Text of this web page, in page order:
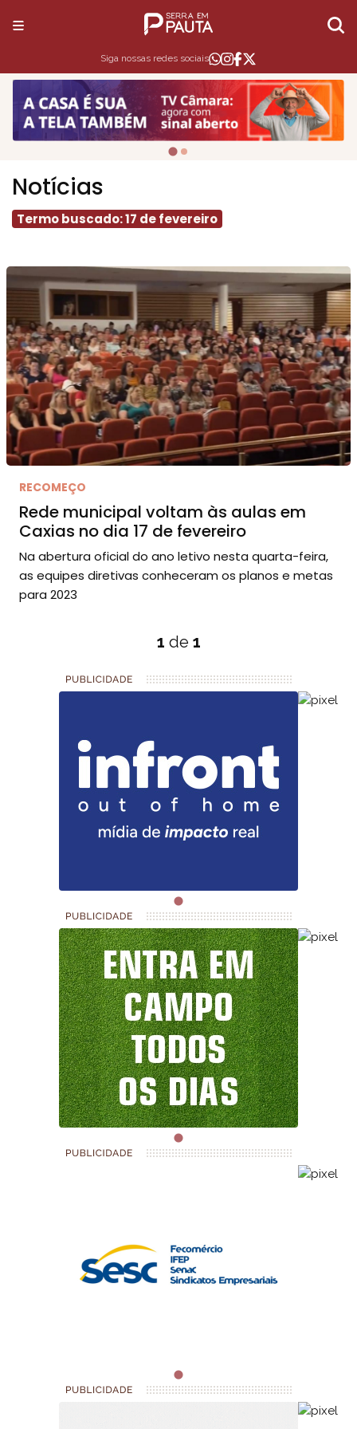
Siga nossas redes sociais
Notícias
Termo buscado: 17 de fevereiro
RECOMEÇO
Rede municipal voltam às aulas em
Caxias no dia 17 de fevereiro
Na abertura oficial do ano letivo nesta quarta-feira,
as equipes diretivas conheceram os planos e metas
para 2023
1 de 1